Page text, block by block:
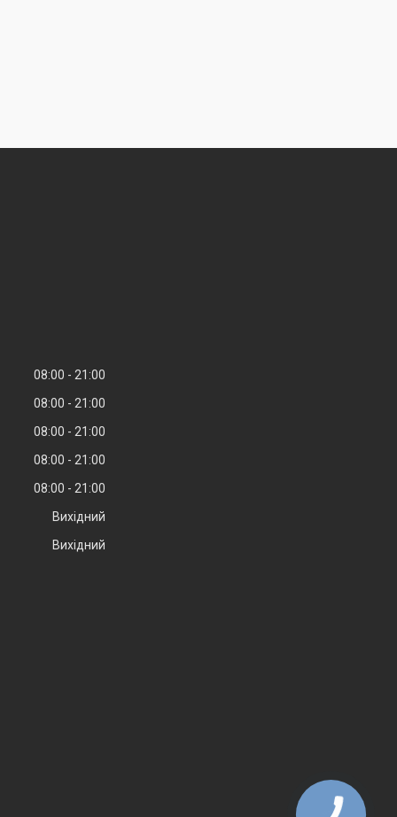
08:00
21:00
08:00
21:00
08:00
21:00
08:00
21:00
08:00
21:00
Вихідний
Вихідний